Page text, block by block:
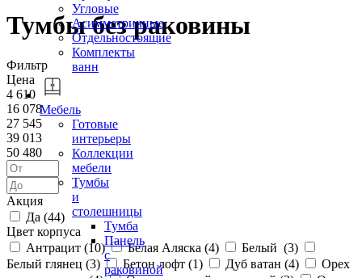
Угловые
Асимметричные
Отдельностоящие
Комплекты
ванн
Мебель
Готовые
интерьеры
Коллекции
мебели
Тумбы
и
столешницы
Тумба
Панель
с
раковиной
Тумбы без раковины
Фильтр
Цена
4 610
16 078
27 545
39 013
50 480
Акция
Да (44)
Цвет корпуса
Антрацит (10) Белая Аляска (4) Белый (3)
Белый глянец (3) Бетон лофт (1) Дуб ватан (4)
Орех